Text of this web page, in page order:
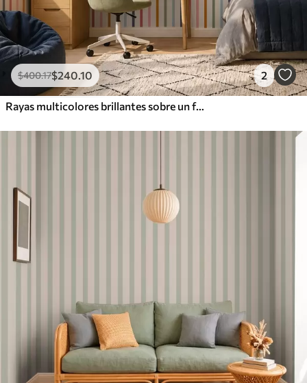
$400.17$240.10 2
Rayas multicolores brillantes sobre un fondo claro